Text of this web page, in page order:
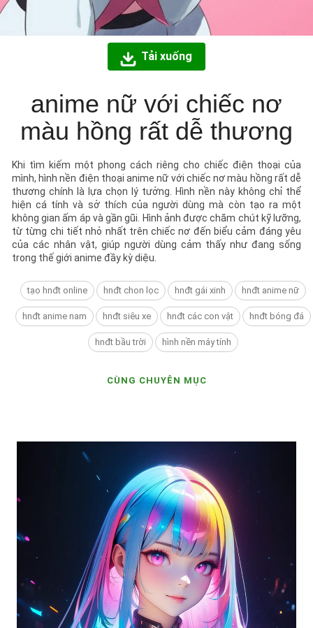
Tải xuống
anime nữ với chiếc nơ
màu hồng rất dễ thương
Khi tìm kiếm một phong cách riêng cho chiếc điện thoại của
mình, hình nền điện thoại anime nữ với chiếc nơ màu hồng rất dễ
thương chính là lựa chọn lý tưởng. Hình nền này không chỉ thể
hiện cá tính và sở thích của người dùng mà còn tạo ra một
không gian ấm áp và gần gũi. Hình ảnh được chăm chút kỹ lưỡng,
từ từng chi tiết nhỏ nhất trên chiếc nơ đến biểu cảm đáng yêu
của các nhân vật, giúp người dùng cảm thấy như đang sống
trong thế giới anime đầy kỳ diệu.
tạo hnđt online hnđt chon lọc hnđt gái xinh hnđt anime nữ
hnđt anime nam hnđt siêu xe hnđt các con vật hnđt bóng đá
hnđt bầu trời hình nền máy tính
CÙNG CHUYÊN MỤC